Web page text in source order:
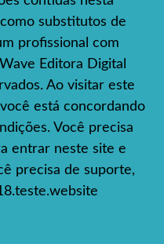
substitutos de
profissional com
Editora Digital
Ao visitar este
está concordando
Você precisa
entrar neste site e
precisa de suporte,